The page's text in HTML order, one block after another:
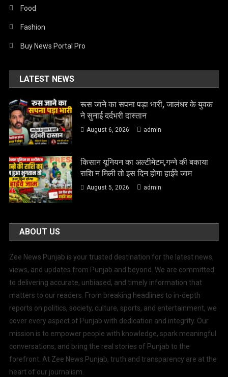
Food
Fashion
Buy News Portal Pro
LATEST NEWS
रूस जाने का सपना पड़ा भारी, जालंधर के युवक
ने सुनाई दर्दभरी दास्तान
August 6, 2026 admin
किसान यूनियन का अल्टीमेटम,गन्ने की बकाया
राशि न मिली तो इस दिन होगा हाईवे जाम
August 5, 2026 admin
ABOUT US
Zee News Punjab is your trusted destination for the latest news,
views, and updates from Punjab and beyond. We are committed
to delivering accurate, unbiased, and timely information that
matters to our readers. From breaking headlines to in-depth
reports on politics, society, culture, sports, and entertainment, we
cover every aspect of Punjab with dedication and integrity. Our
mission is to empower people with knowledge, spark meaningful
conversations, and bring the real stories of Punjab to the
forefront. At Zee News Punjab, truth and transparency are at the
heart of our journalism.